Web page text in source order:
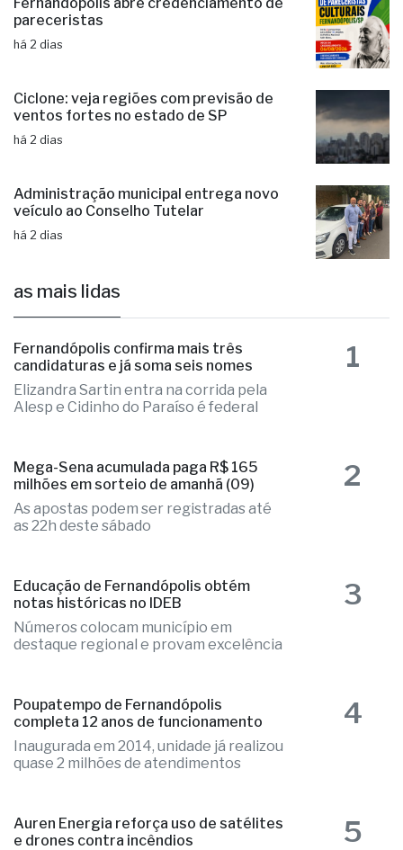
pareceristas
há 2 dias
Ciclone: veja regiões com previsão de
ventos fortes no estado de SP
há 2 dias
Administração municipal entrega novo
veículo ao Conselho Tutelar
há 2 dias
as mais lidas
Fernandópolis confirma mais três
candidaturas e já soma seis nomes
Elizandra Sartin entra na corrida pela
Alesp e Cidinho do Paraíso é federal
1
Mega-Sena acumulada paga R$ 165
milhões em sorteio de amanhã (09)
As apostas podem ser registradas até
as 22h deste sábado
2
Educação de Fernandópolis obtém
notas históricas no IDEB
Números colocam município em
destaque regional e provam excelência
3
Poupatempo de Fernandópolis
completa 12 anos de funcionamento
Inaugurada em 2014, unidade já realizou
quase 2 milhões de atendimentos
4
Auren Energia reforça uso de satélites
e drones contra incêndios
5